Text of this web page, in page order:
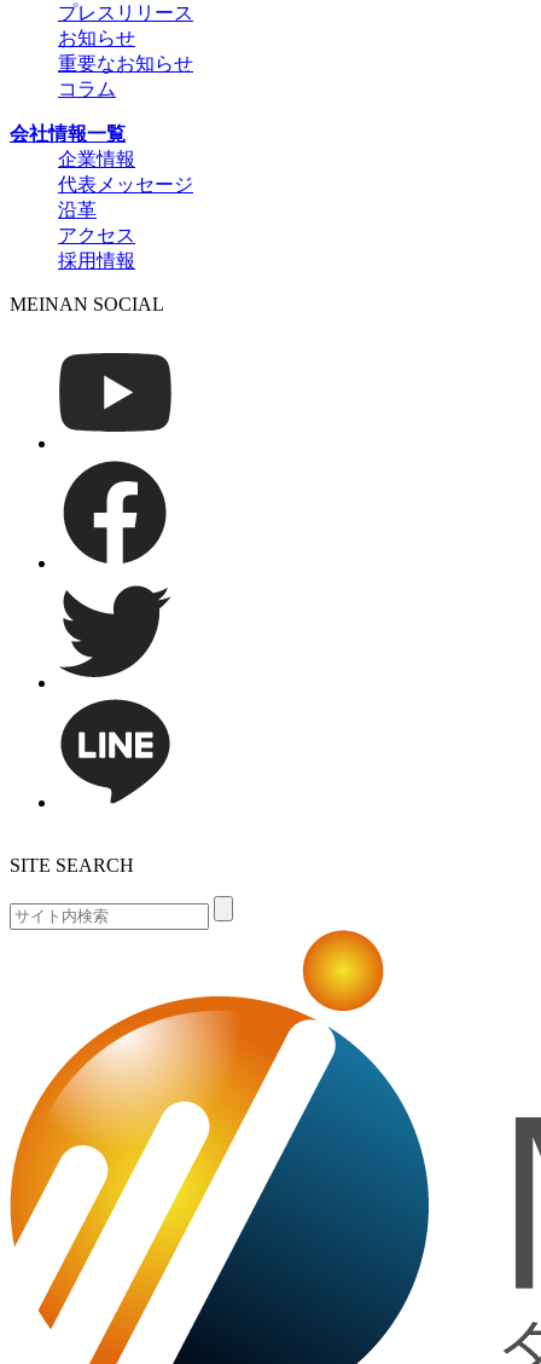
プレスリリース
お知らせ
重要なお知らせ
コラム
会社情報一覧
企業情報
代表メッセージ
沿革
アクセス
採用情報
MEINAN SOCIAL
SITE SEARCH